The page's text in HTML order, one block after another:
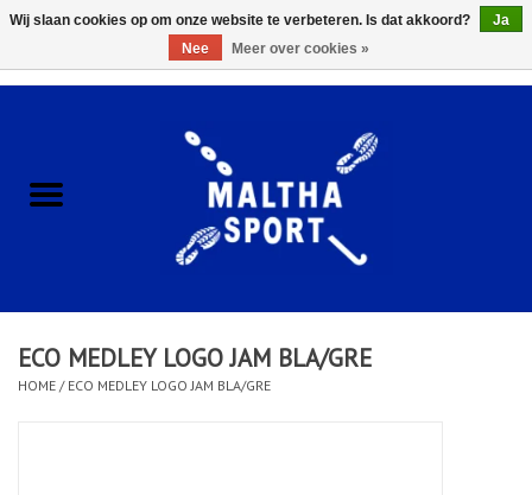
ACCESSOIRES/HARDWARE
KLEDING
CLUBSHOPS
ECO MEDLEY LOGO JAM BLA/GRE
HOME / ECO MEDLEY LOGO JAM BLA/GRE
Wij slaan cookies op om onze website te verbeteren. Is dat akkoord?
Ja
Nee
Meer over cookies »